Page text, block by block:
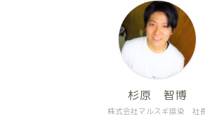
株式会社マルスギ捺染 社
杉原 智博